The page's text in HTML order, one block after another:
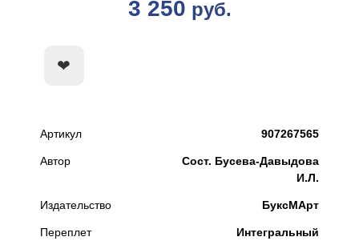
3 250 руб.
Артикул 907267565
Автор
Сост. Бусева-Давыдова
И.Л.
Издательство БуксМАрт
Переплет Интегральный